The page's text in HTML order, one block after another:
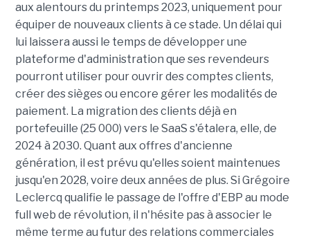
aux alentours du printemps 2023, uniquement pour
équiper de nouveaux clients à ce stade. Un délai qui
lui laissera aussi le temps de développer une
plateforme d'administration que ses revendeurs
pourront utiliser pour ouvrir des comptes clients,
créer des sièges ou encore gérer les modalités de
paiement. La migration des clients déjà en
portefeuille (25 000) vers le SaaS s'étalera, elle, de
2024 à 2030. Quant aux offres d'ancienne
génération, il est prévu qu'elles soient maintenues
jusqu'en 2028, voire deux années de plus. Si Grégoire
Leclercq qualifie le passage de l'offre d'EBP au mode
full web de révolution, il n'hésite pas à associer le
même terme au futur des relations commerciales